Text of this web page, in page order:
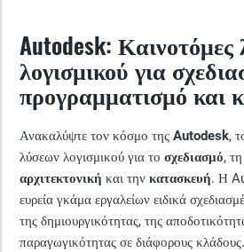
Autodesk: Καινοτόμες
λογισμικού για
προγραμματισμό και
Ανακαλύψτε τον κόσμο της Autodesk,
λύσεων λογισμικού για το σχεδιασμό, τη
αρχιτεκτονική και την κατασκευή. Η
ευρεία γκάμα εργαλείων ειδικά
της δημιουργικότητας, της
παραγωγικότητας σε διάφορους